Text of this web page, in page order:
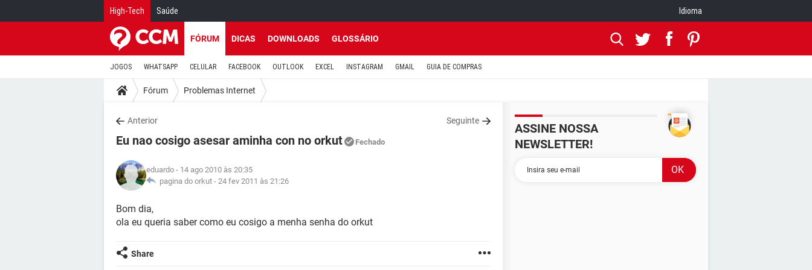
High-Tech Saúde Idioma
FÓRUM DICAS DOWNLOADS GLOSSÁRIO
JOGOS WHATSAPP CELULAR FACEBOOK OUTLOOK EXCEL INSTAGRAM GMAIL GUIA DE COMPRAS
Fórum Problemas Internet
Anterior Seguinte
Eu nao cosigo asesar aminha con no orkut Fechado
eduardo - 14 ago 2010 às 20:35
pagina do orkut - 24 fev 2011 às 21:26
Bom dia,
ola eu queria saber como eu cosigo a menha senha do orkut
Share
ASSINE NOSSA
NEWSLETTER!